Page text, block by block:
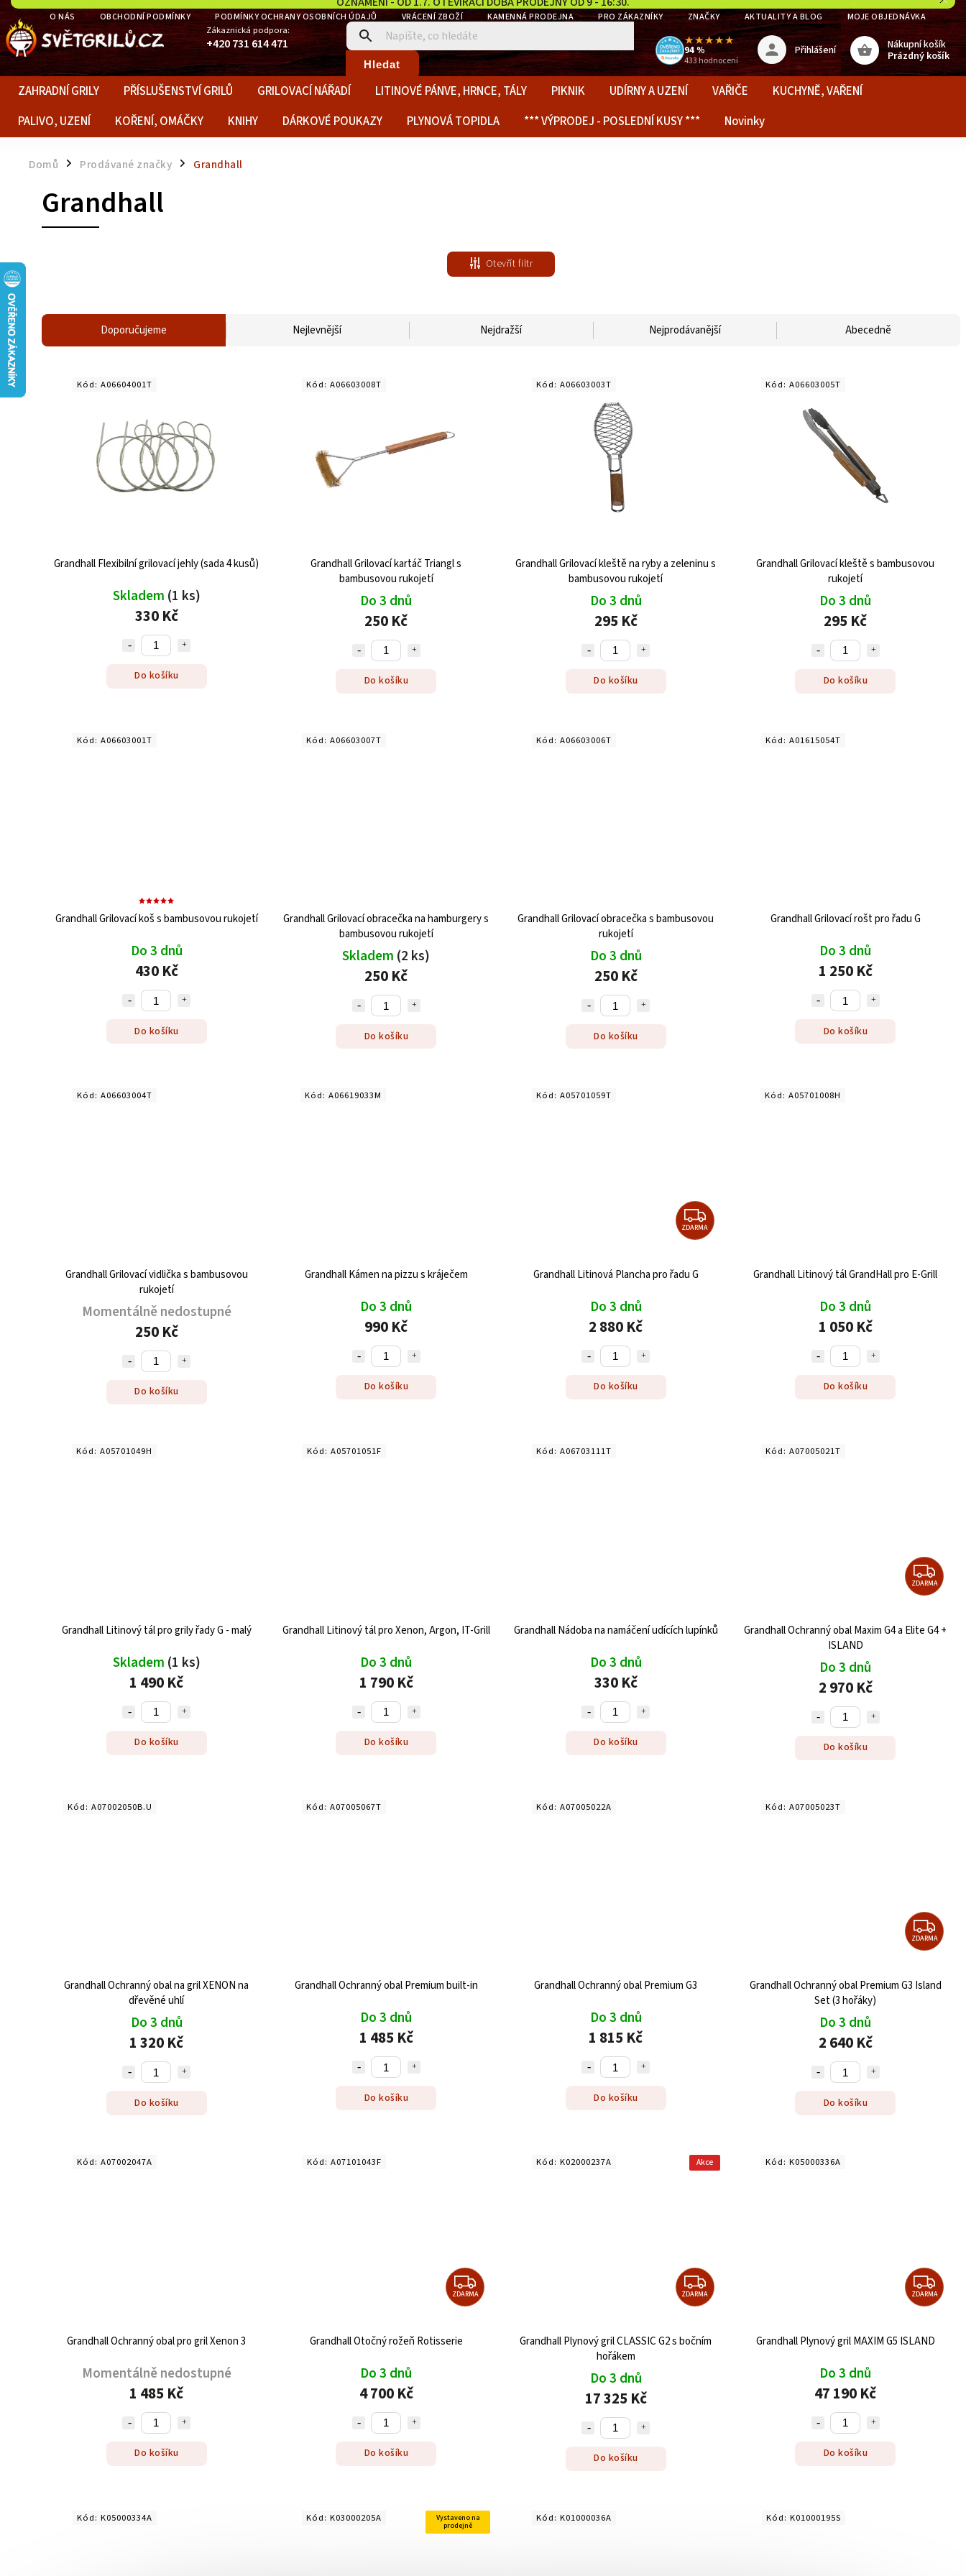
O NÁS OBCHODNÍ PODMÍNKY PODMÍNKY OCHRANY OSOBNÍCH ÚDAJŮ VRÁCENÍ ZBOŽÍ KAMENNÁ PRODEJNA PRO ZÁKAZNÍKY ZNAČKY AKTUALITY A BLOG MOJE OBJEDNÁVKA
Zákaznická podpora:
+420 731 614 471
Hledat
★★★★★
94 %
433 hodnocení
Nákupní košík
Prázdný košík
Přihlášení
ZAHRADNÍ GRILY PŘÍSLUŠENSTVÍ GRILŮ GRILOVACÍ NÁŘADÍ LITINOVÉ PÁNVE, HRNCE, TÁLY PIKNIK UDÍRNY A UZENÍ VAŘIČE
KUCHYNĚ, VAŘENÍ
PALIVO, UZENÍ
KOŘENÍ, OMÁČKY KNIHY DÁRKOVÉ POUKAZY PLYNOVÁ TOPIDLA *** VÝPRODEJ - POSLEDNÍ KUSY *** Novinky
Domů / Prodávané značky / Grandhall
Grandhall
Otevřít filtr
Doporučujeme Nejlevnější Nejdražší Nejprodávanější Abecedně
Grandhall Flexibilní grilovací jehly (sada 4 kusů)
Skladem (1 ks)
330 Kč
Do košíku
Kód: A06604001T
Grandhall Grilovací kartáč Triangl s
bambusovou rukojetí
Do 3 dnů
250 Kč
Do košíku
Kód:A06603008T
Grandhall Grilovací kleště na ryby a zeleninu s
bambusovou rukojetí
Do 3 dnů
295 Kč
Do košíku
Kód: A06603003T
Grandhall Grilovací kleště s bambusovou
rukojetí
Do 3 dnů
295 Kč
Do košíku
Kód:A06603005T
Grandhall Grilovací koš s bambusovou rukojetí
Do 3 dnů
430 Kč
Do košíku
Kód: A06603001T
Grandhall Grilovací obracečka na hamburgery s
bambusovou rukojetí
Skladem (2 ks)
250 Kč
Do košíku
Kód:A06603007T
Grandhall Grilovací obracečka s bambusovou
rukojetí
Do 3 dnů
250 Kč
Do košíku
Kód: A06603006T
Grandhall Grilovací rošt pro řadu G
Do 3 dnů
1 250 Kč
Do košíku
Kód:A01615054T
Grandhall Grilovací vidlička s bambusovou
rukojetí
Momentálně nedostupné
250 Kč
Do košíku
Kód: A06603004T
Grandhall Kámen na pizzu s kráječem
Do 3 dnů
990 Kč
Do košíku
Kód:A06619033M
ZDARMA
Grandhall Litinová Plancha pro řadu G
Do 3 dnů
2 880 Kč
Do košíku
Kód: A05701059T
Grandhall Litinový tál GrandHall pro E-Grill
Do 3 dnů
1 050 Kč
Do košíku
Kód:A05701008H
Grandhall Litinový tál pro grily řady G - malý
Skladem (1 ks)
1 490 Kč
Do košíku
Kód: A05701049H
Grandhall Litinový tál pro Xenon, Argon, IT-Grill
Do 3 dnů
1 790 Kč
Do košíku
Kód:A05701051F
Grandhall Nádoba na namáčení udících lupínků
Do 3 dnů
330 Kč
Do košíku
Kód: A06703111T
ZDARMA
Grandhall Ochranný obal Maxim G4 a Elite G4 +
ISLAND
Do 3 dnů
2 970 Kč
Do košíku
Kód:A07005021T
Grandhall Ochranný obal na gril XENON na
dřevěné uhlí
Do 3 dnů
1 320 Kč
Do košíku
Kód: A07002050B.U
Grandhall Ochranný obal Premium built-in
Do 3 dnů
1 485 Kč
Do košíku
Kód:A07005067T
Grandhall Ochranný obal Premium G3
Do 3 dnů
1 815 Kč
Do košíku
Kód: A07005022A
ZDARMA
Grandhall Ochranný obal Premium G3 Island
Set (3 hořáky)
Do 3 dnů
2 640 Kč
Do košíku
Kód:A07005023T
Grandhall Ochranný obal pro gril Xenon 3
Momentálně nedostupné
1 485 Kč
Do košíku
Kód: A07002047A
ZDARMA
Grandhall Otočný rožeň Rotisserie
Do 3 dnů
4 700 Kč
Do košíku
Kód:A07101043F Akce
ZDARMA
Grandhall Plynový gril CLASSIC G2 s bočním
hořákem
Do 3 dnů
17 325 Kč
Do košíku
Kód: K02000237A
ZDARMA
Grandhall Plynový gril MAXIM G5 ISLAND
Do 3 dnů
47 190 Kč
Do košíku
Kód:K05000336A
Kód: K05000334A Vystaveno na
prodejně
Kód:K03000205A Kód: K01000036A Kód:K01000195S